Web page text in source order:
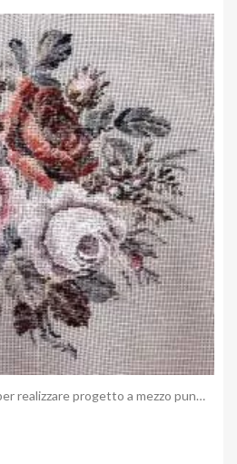
Anteprima Ivo Tapestries Ldt - Kit per realizzare progetto a mezzo punto 21/463MM